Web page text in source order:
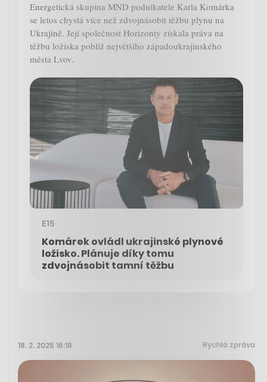
Energetická skupina MND podnikatele Karla Komárka
se letos chystá více než zdvojnásobit těžbu plynu na
Ukrajině. Její společnost Horizonty získala práva na
těžbu ložiska poblíž největšího západoukrajinského
města Lvov.
E15
Komárek ovládl ukrajinské plynové
ložisko. Plánuje díky tomu
zdvojnásobit tamní těžbu
18. 2. 2025 16:18 Rychlá zpráva